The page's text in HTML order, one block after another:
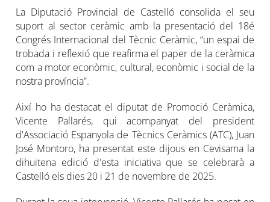
La Diputació Provincial de Castelló consolida el seu
suport al sector ceràmic amb la presentació del 18é
Congrés Internacional del Tècnic Ceràmic, “un espai de
trobada i reflexió que reafirma el paper de la ceràmica
com a motor econòmic, cultural, econòmic i social de la
nostra província”.
Així ho ha destacat el diputat de Promoció Ceràmica,
Vicente Pallarés, qui acompanyat del president
d'Associació Espanyola de Tècnics Ceràmics (ATC), Juan
José Montoro, ha presentat este dijous en Cevisama la
dihuitena edició d'esta iniciativa que se celebrarà a
Castelló els dies 20 i 21 de novembre de 2025.